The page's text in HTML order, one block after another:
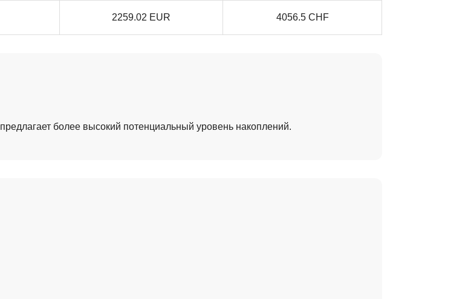
2259.02 EUR 4056.5 CHF
предлагает более высокий потенциальный уровень накоплений.